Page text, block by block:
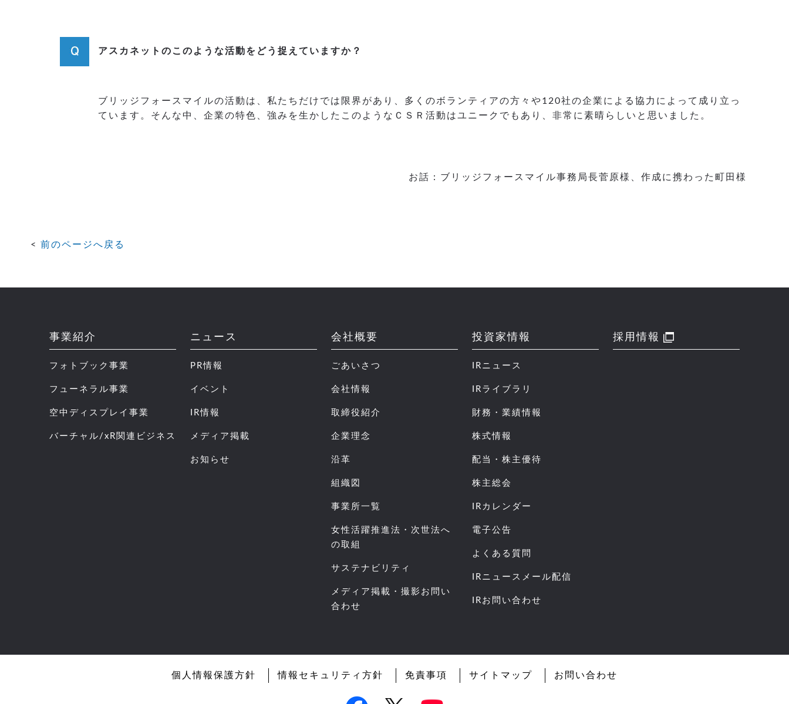
アスカネットのこのような活動をどう捉えていますか？
ブリッジフォースマイルの活動は、私たちだけでは限界があり、多くのボランティアの方々や120社の企業による協力によって成り立っ
ています。そんな中、企業の特色、強みを生かしたこのようなＣＳＲ活動はユニークでもあり、非常に素晴らしいと思いました。
お話：ブリッジフォースマイル事務局長菅原様、作成に携わった町田様
前のページへ戻る
事業紹介
フォトブック事業
フューネラル事業
空中ディスプレイ事業
バーチャル/xR関連ビジネス
ニュース
PR情報
イベント
IR情報
メディア掲載
お知らせ
会社概要
ごあいさつ
会社情報
取締役紹介
企業理念
沿革
組織図
事業所一覧
女性活躍推進法・次世法へ
の取組
サステナビリティ
メディア掲載・撮影お問い
合わせ
投資家情報
IRニュース
IRライブラリ
財務・業績情報
株式情報
配当・株主優待
株主総会
IRカレンダー
電子公告
よくある質問
IRニュースメール配信
IRお問い合わせ
採用情報
個人情報保護方針 情報セキュリティ方針 免責事項 サイトマップ お問い合わせ